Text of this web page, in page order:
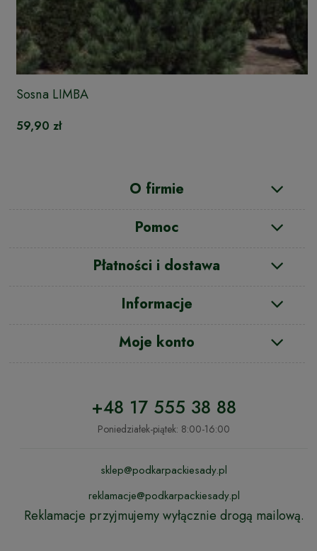
Sosna LIMBA
59,90 zł
O firmie
Pomoc
Płatności i dostawa
Informacje
Moje konto
+48 17 555 38 88
Poniedziałek-piątek: 8:00-16:00
sklep@podkarpackiesady.pl
reklamacje@podkarpackiesady.pl
Reklamacje przyjmujemy wyłącznie drogą mailową.